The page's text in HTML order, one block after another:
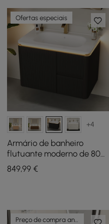
Ofertas especiais
+4
Armário de banheiro
flutuante moderno de 80
cm com pia, LED suave,
amplo armazenamento
849,99 €